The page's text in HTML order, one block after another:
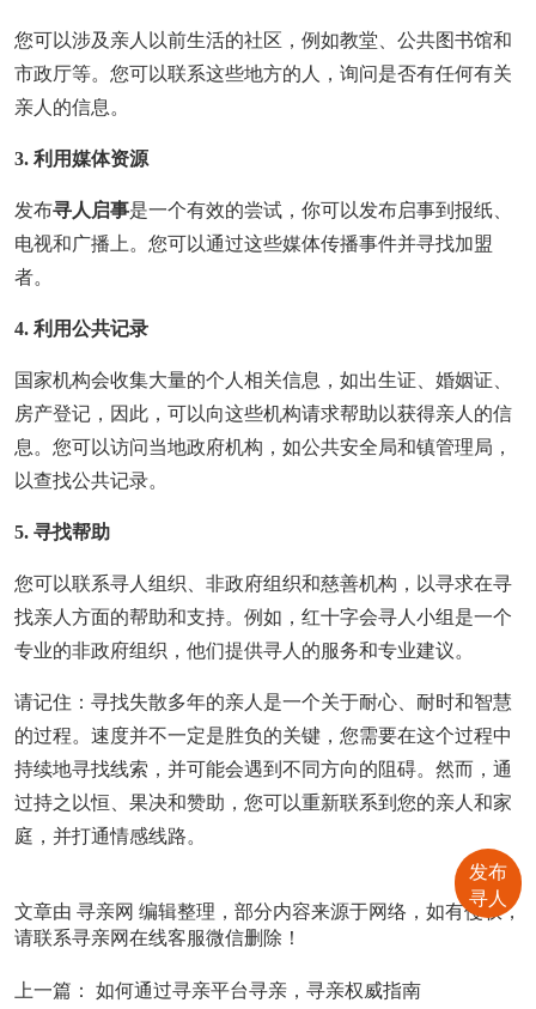
您可以涉及亲人以前生活的社区，例如教堂、公共图书馆和
市政厅等。您可以联系这些地方的人，询问是否有任何有关
亲人的信息。
3. 利用媒体资源
发布寻人启事是一个有效的尝试，你可以发布启事到报纸、
电视和广播上。您可以通过这些媒体传播事件并寻找加盟
者。
4. 利用公共记录
国家机构会收集大量的个人相关信息，如出生证、婚姻证、
房产登记，因此，可以向这些机构请求帮助以获得亲人的信
息。您可以访问当地政府机构，如公共安全局和镇管理局，
以查找公共记录。
5. 寻找帮助
您可以联系寻人组织、非政府组织和慈善机构，以寻求在寻
找亲人方面的帮助和支持。例如，红十字会寻人小组是一个
专业的非政府组织，他们提供寻人的服务和专业建议。
请记住：寻找失散多年的亲人是一个关于耐心、耐时和智慧
的过程。速度并不一定是胜负的关键，您需要在这个过程中
持续地寻找线索，并可能会遇到不同方向的阻碍。然而，通
过持之以恒、果决和赞助，您可以重新联系到您的亲人和家
庭，并打通情感线路。
文章由 寻亲网 编辑整理，部分内容来源于网络，如有侵权，
请联系寻亲网在线客服微信删除！
上一篇： 如何通过寻亲平台寻亲，寻亲权威指南
发布
寻人